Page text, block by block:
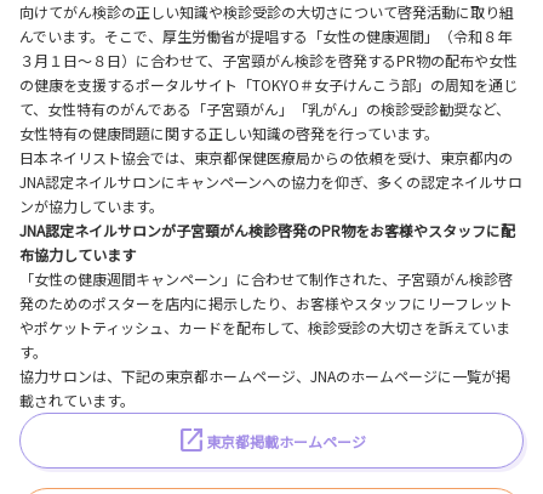
向けてがん検診の正しい知識や検診受診の大切さについて啓発活動に取り組
んでいます。そこで、厚生労働省が提唱する「女性の健康週間」（令和８年
３月１日～８日）に合わせて、子宮頸がん検診を啓発するPR物の配布や女性
の健康を支援するポータルサイト「TOKYO＃女子けんこう部」の周知を通じ
て、女性特有のがんである「子宮頸がん」「乳がん」の検診受診勧奨など、
女性特有の健康問題に関する正しい知識の啓発を行っています。
日本ネイリスト協会では、東京都保健医療局からの依頼を受け、東京都内の
JNA認定ネイルサロンにキャンペーンへの協力を仰ぎ、多くの認定ネイルサロ
ンが協力しています。
JNA認定ネイルサロンが子宮頸がん検診啓発のPR物をお客様やスタッフに配
布協力しています
「女性の健康週間キャンペーン」に合わせて制作された、子宮頸がん検診啓
発のためのポスターを店内に掲示したり、お客様やスタッフにリーフレット
やポケットティッシュ、カードを配布して、検診受診の大切さを訴えていま
す。
協力サロンは、下記の東京都ホームページ、JNAのホームページに一覧が掲
載されています。
東京都掲載ホームページ